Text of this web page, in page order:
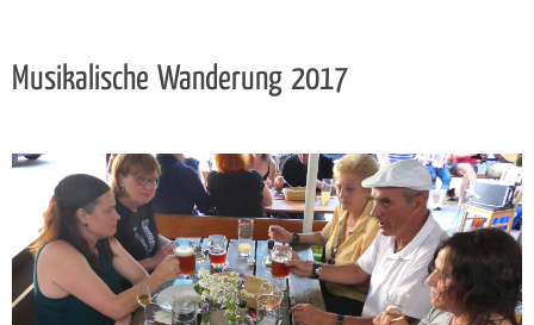
Musikalische Wanderung 2017